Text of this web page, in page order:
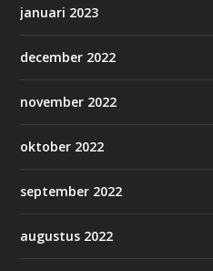
januari 2023
december 2022
november 2022
oktober 2022
september 2022
augustus 2022